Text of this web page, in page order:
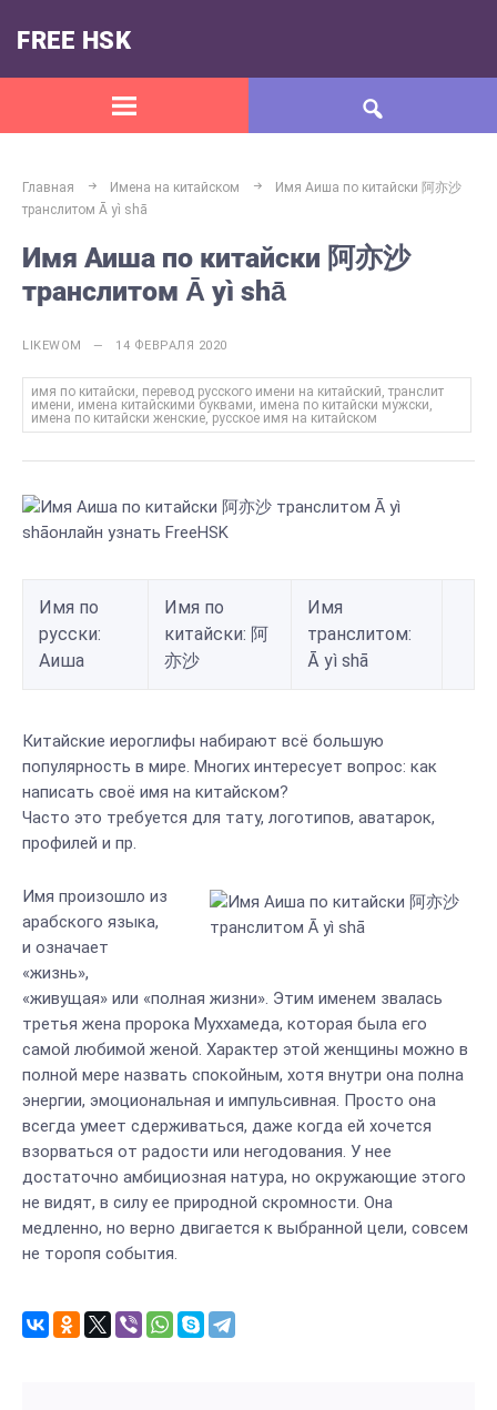
FREE HSK
Главная Имена на китайском
Имя Аиша по китайски 阿亦沙
транслитом Ā yì shā
Имя Аиша по китайски 阿亦沙
транслитом Ā yì shā
LIKEWOM — 14 ФЕВРАЛЯ 2020
имя по китайски, перевод русского имени на китайский, транслит
имени, имена китайскими буквами, имена по китайски мужски,
имена по китайски женские, русское имя на китайском
Имя по
русски:
Аиша
Имя по
китайски: 阿
亦沙
Имя
транслитом:
Ā yì shā
Китайские иероглифы набирают всё большую
популярность в мире. Многих интересует вопрос: как
написать своё имя на китайском?
Часто это требуется для тату, логотипов, аватарок,
профилей и пр.
Имя произошло из
арабского языка,
и означает
«жизнь»,
«живущая» или «полная жизни». Этим именем звалась
третья жена пророка Муххамеда, которая была его
самой любимой женой. Характер этой женщины можно в
полной мере назвать спокойным, хотя внутри она полна
энергии, эмоциональная и импульсивная. Просто она
всегда умеет сдерживаться, даже когда ей хочется
взорваться от радости или негодования. У нее
достаточно амбициозная натура, но окружающие этого
не видят, в силу ее природной скромности. Она
медленно, но верно двигается к выбранной цели, совсем
не торопя события.